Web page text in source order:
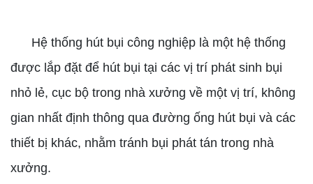
Hệ thống hút bụi công nghiệp là một hệ thống
được lắp đặt để hút bụi tại các vị trí phát sinh bụi
nhỏ lẻ, cục bộ trong nhà xưởng về một vị trí, không
gian nhất định thông qua đường ống hút bụi và các
thiết bị khác, nhằm tránh bụi phát tán trong nhà
xưởng.